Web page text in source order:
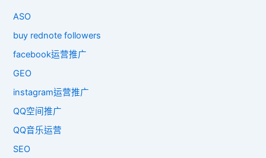
ASO
buy rednote followers
facebook运营推广
GEO
instagram运营推广
QQ空间推广
QQ音乐运营
SEO